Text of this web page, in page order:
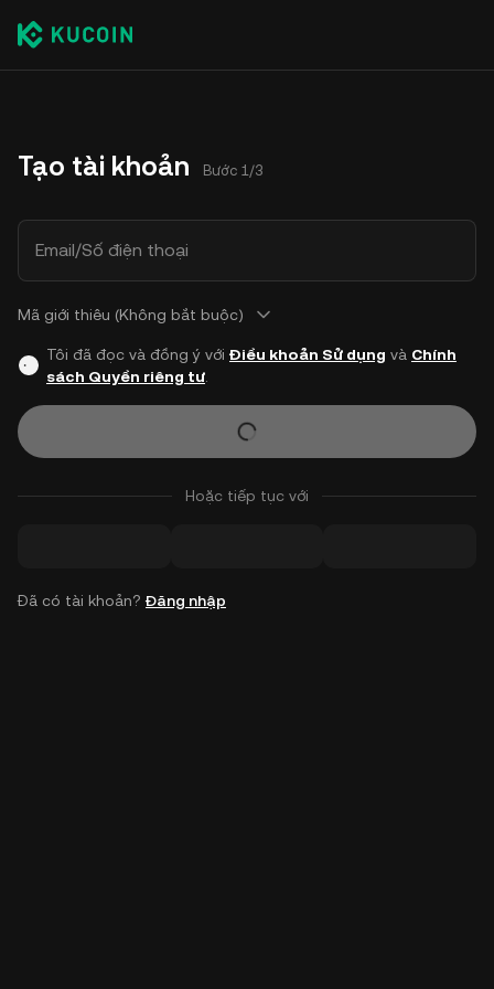
Tạo tài khoản Bước 1/3
Email/Số điện thoại
Mã giới thiêu (Không bắt buộc)
Tôi đã đọc và đồng ý với Điều khoản Sử dụng và Chính
sách Quyền riêng tư.
Hoặc tiếp tục với
Đã có tài khoản? Đăng nhập